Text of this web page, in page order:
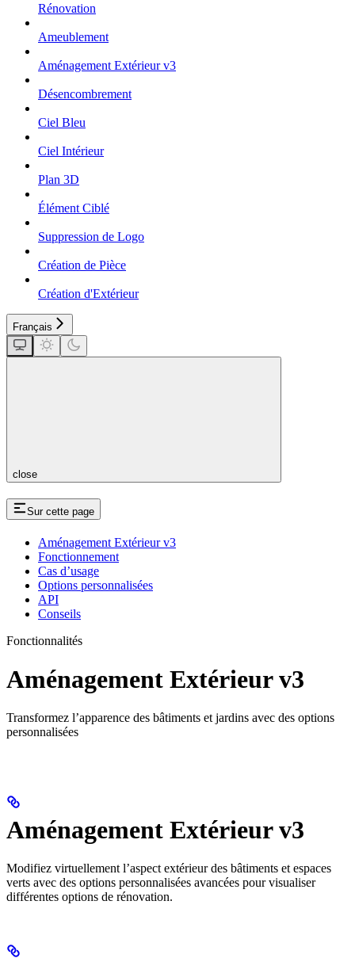
Rénovation
Ameublement
Aménagement Extérieur v3
Désencombrement
Ciel Bleu
Ciel Intérieur
Plan 3D
Élément Ciblé
Suppression de Logo
Création de Pièce
Création d'Extérieur
Français
close
Sur cette page
Aménagement Extérieur v3
Fonctionnement
Cas d’usage
Options personnalisées
API
Conseils
Fonctionnalités
Aménagement Extérieur v3
Transformez l’apparence des bâtiments et jardins avec des options
personnalisées
Aménagement Extérieur v3
Modifiez virtuellement l’aspect extérieur des bâtiments et espaces
verts avec des options personnalisées avancées pour visualiser
différentes options de rénovation.